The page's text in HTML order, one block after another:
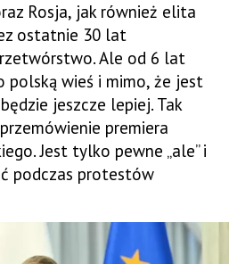
Rosja, jak również elita
ostatnie 30 lat
Ale od 6 lat
polską wieś i mimo, że jest
jeszcze lepiej. Tak
premiera
Jest tylko pewne „ale” i
podczas protestów